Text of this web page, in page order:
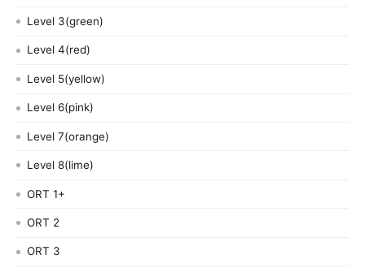
Level 3(green)
Level 4(red)
Level 5(yellow)
Level 6(pink)
Level 7(orange)
Level 8(lime)
ORT 1+
ORT 2
ORT 3